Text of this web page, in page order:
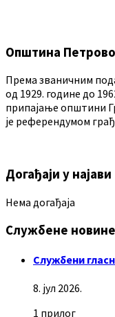
Општина Петрово
Према званичним
од 1929. године до
припајање општини
је референдумом
Догађаји у најави
Нема догађаја
Службене новине
Службени
8. јул 2026.
1 прилог